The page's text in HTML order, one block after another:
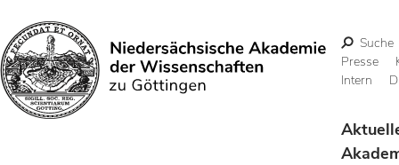
Suchen
Suche
Presse
Intern